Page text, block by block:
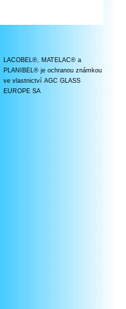
LACOBEL®, MATELAC® a
PLANIBEL® je ochranou známkou
ve vlastnictví AGC GLASS
EUROPE SA